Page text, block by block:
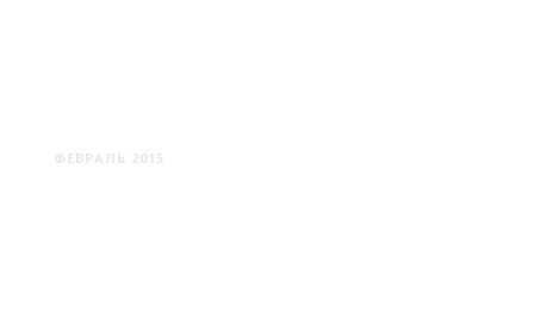
ФЕВРАЛЬ 2015